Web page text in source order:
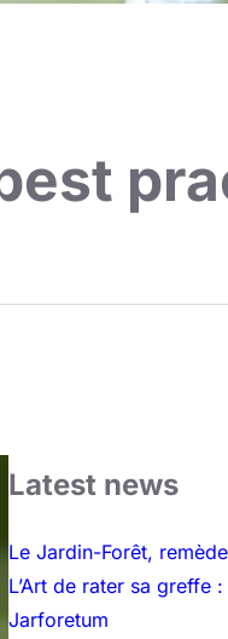
Latest news
Le Jardin-Forêt,
L’Art de rater sa greffe
Jarforetum